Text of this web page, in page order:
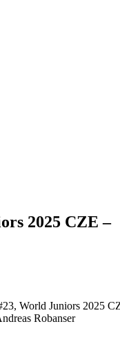
2025 CZE –
World Juniors 2025
Robanser